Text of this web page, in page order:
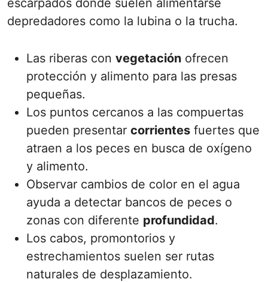
escarpados donde suelen alimentarse
depredadores como la lubina o la trucha.
Las riberas con vegetación ofrecen
protección y alimento para las presas
pequeñas.
Los puntos cercanos a las compuertas
pueden presentar corrientes fuertes que
atraen a los peces en busca de oxígeno
y alimento.
Observar cambios de color en el agua
ayuda a detectar bancos de peces o
zonas con diferente profundidad.
Los cabos, promontorios y
estrechamientos suelen ser rutas
naturales de desplazamiento.